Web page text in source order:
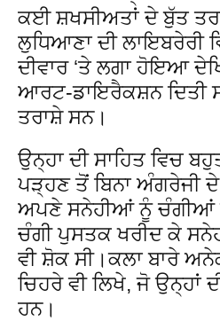
ਕਈ ਸ਼ਖਸੀਅਤਾਂ ਦੇ ਬੁੱਤ
ਲੁਧਿਆਣਾ ਦੀ ਲਾਇਬਰੇਰੀ
ਦੀਵਾਰ ‘ਤੇ ਲਗਾ ਹੋਇਆ
ਆਰਟ-ਡਾਇਰੈਕਸ਼ਨ ਦਿਤੀ
ਤਰਾਸ਼ੇ ਸਨ।
ਉਨ੍ਹਾ ਦੀ ਸਾਹਿਤ ਵਿਚ
ਪੜ੍ਹਣ ਤੋਂ ਬਿਨਾ ਅੰਗਰੇਜੀ
ਅਪਣੇ ਸਨੇਹੀਆਂ ਨੂੰ ਚੰਗੀਆਂ
ਚੰਗੀ ਪੁਸਤਕ ਖਰੀਦ ਕੇ
ਵੀ ਸ਼ੋਕ ਸੀ।ਕਲਾ ਬਾਰੇ
ਚਿਹਰੇ ਵੀ ਲਿਖੇ, ਜੋ ਉਨ੍ਹਾਂ
ਹਨ।